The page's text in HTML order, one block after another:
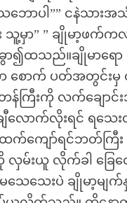
ာသဘောပါ”” ငနဲ
သူ့မှာ” ” ချိုမာ့ဖက်
ခွာ၍ထသည်။ချိုမာ
ာ စောက် ပတ်အတွင်းမှ
တန်ကြီးကို လက်ချော
ောက်လိုးရင် ရသေးတ
ထက်ကျော်ရင်ဘတ်ကြီး
လှမ်းယူ လိုက်ခါ ခြေ
ေသေးပဲ ချိုမာ့မျက်